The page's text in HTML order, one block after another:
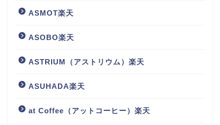
ASMOT楽天
ASOBO楽天
ASTRIUM（アストリウム）楽天
ASUHADA楽天
at Coffee（アットコーヒー）楽天